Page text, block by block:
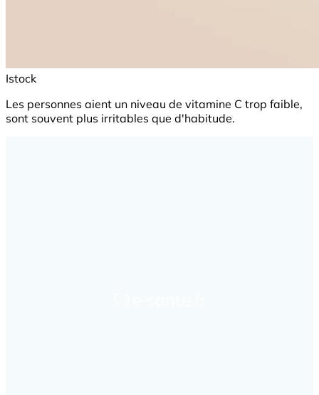
Istock
Les personnes aient un niveau de vitamine C trop faible,
sont souvent plus irritables que d'habitude.